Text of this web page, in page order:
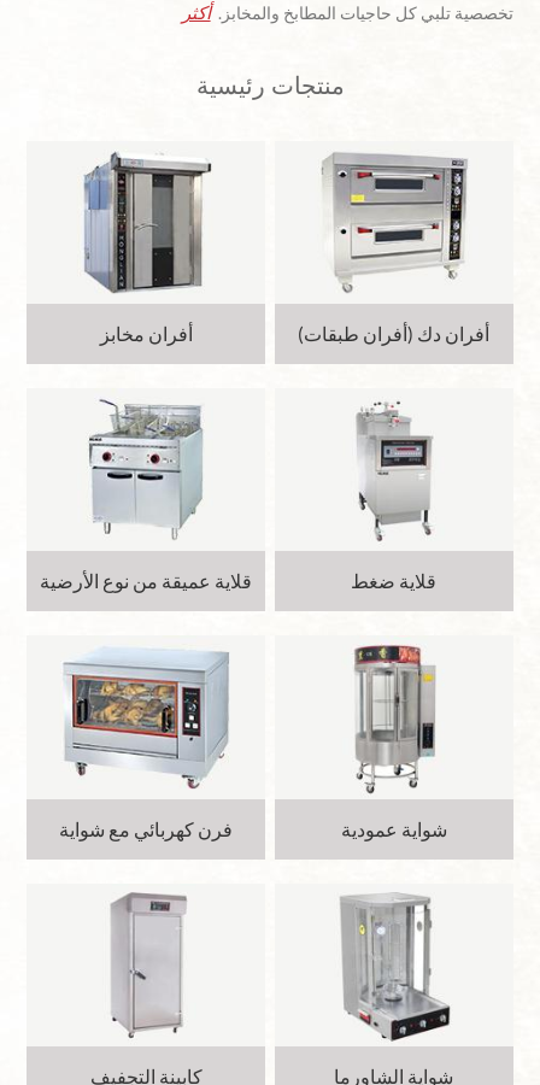
تخصصية تلبي كل حاجيات المطابخ والمخابز. أكثر
منتجات رئيسية
أفران دك (أفران طبقات) أفران مخابز
قلاية ضغط قلاية عميقة من نوع الأرضية
شواية عمودية فرن كهربائي مع شواية
شواية الشاورما كابينة التجفيف